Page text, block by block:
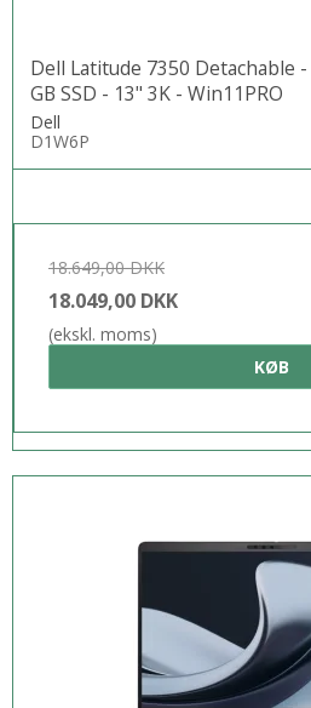
Dell Latitude 7350 Detachable
GB SSD - 13" 3K - Win11PRO
Dell
D1W6P
18.649,00 DKK
18.049,00 DKK
(ekskl. moms)
KØB